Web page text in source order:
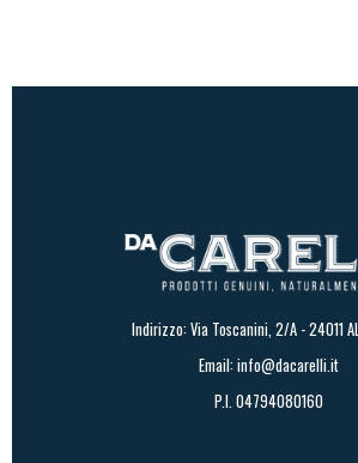
Indirizzo: Via Toscanini, 2/A - 24011
Email: info@dacarelli.it
P.I. 04794080160